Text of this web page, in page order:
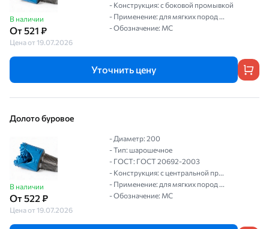
В наличии
От 521 ₽
Цена от 19.07.2026
- Конструкция: с боковой промывкой
- Применение: для мягких пород ...
- Обозначение: МС
Уточнить цену
Долото буровое
В наличии
От 522 ₽
Цена от 19.07.2026
- Диаметр: 200
- Тип: шарошечное
- ГОСТ: ГОСТ 20692-2003
- Конструкция: с центральной пр...
- Применение: для мягких пород ...
- Обозначение: МС